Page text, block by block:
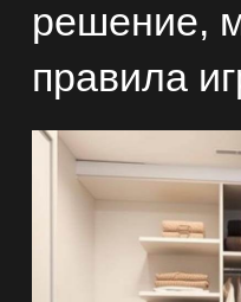
решение,
правила